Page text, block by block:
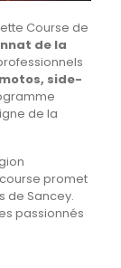
Course de
de la
motos, side-
de la
promet
de Sancey.
passionnés